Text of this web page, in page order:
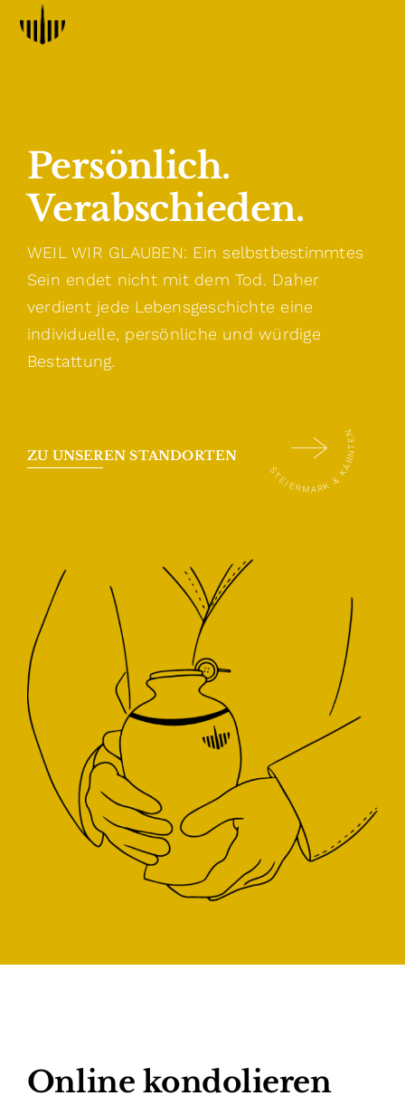
Inhalt
VORSORGE
ABLAUF
STANDORTE
TERMIN VEREINBAREN
GESCHICHTEN
Persönlich.
Verabschieden.
WEIL WIR GLAUBEN: Ein selbstbestimmtes
Sein endet nicht mit dem Tod. Daher
verdient jede Lebensgeschichte eine
individuelle, persönliche und würdige
Bestattung.
ZU UNSEREN STANDORTEN STEIERMARK & KÄRNTEN
Online kondolieren